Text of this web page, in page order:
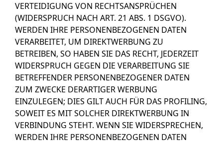
VERTEIDIGUNG VON RECHTSANSPRÜCHEN
(WIDERSPRUCH NACH ART. 21 ABS. 1 DSGVO).
WERDEN IHRE PERSONENBEZOGENEN DATEN
VERARBEITET, UM DIREKTWERBUNG ZU
BETREIBEN, SO HABEN SIE DAS RECHT, JEDERZEIT
WIDERSPRUCH GEGEN DIE VERARBEITUNG SIE
BETREFFENDER PERSONENBEZOGENER DATEN
ZUM ZWECKE DERARTIGER WERBUNG
EINZULEGEN; DIES GILT AUCH FÜR DAS PROFILING,
SOWEIT ES MIT SOLCHER DIREKTWERBUNG IN
VERBINDUNG STEHT. WENN SIE WIDERSPRECHEN,
WERDEN IHRE PERSONENBEZOGENEN DATEN